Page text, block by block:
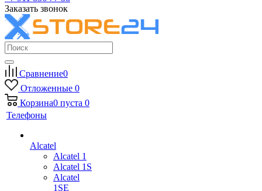
Заказать звонок
Сравнение0
Отложенные 0
Корзина0 пуста 0
Телефоны
Alcatel
Alcatel 1
Alcatel 1S
Alcatel
1SE